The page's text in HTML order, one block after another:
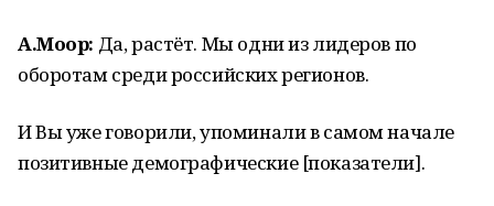
А.Моор: Да, растёт. Мы одни из лидеров по
оборотам среди российских регионов.
И Вы уже говорили, упоминали в самом начале
позитивные демографические [показатели].